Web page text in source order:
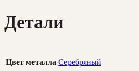
Детали
Цвет металла Серебряный